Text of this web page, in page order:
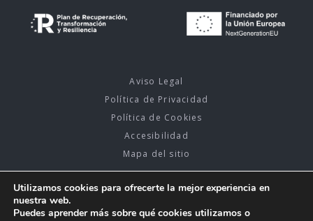
Aviso Legal
Política de Privacidad
Política de Cookies
Accesibilidad
Mapa del sitio
2026 © Academia bomberos. Diseño y Desarrollo Web
Utilizamos cookies para ofrecerte la mejor experiencia en
nuestra web.
Puedes aprender más sobre qué cookies utilizamos o